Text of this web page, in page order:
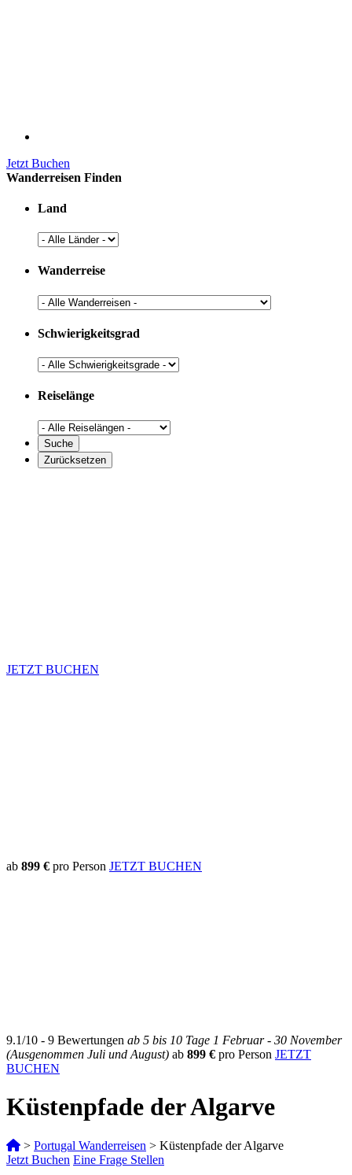
Jetzt Buchen
Wanderreisen Finden
Land
Wanderreise
Schwierigkeitsgrad
Reiselänge
JETZT BUCHEN
ab 899 € pro Person JETZT BUCHEN
9.1/10 - 9 Bewertungen ab 5 bis 10 Tage 1 Februar - 30 November
(Ausgenommen Juli und August) ab 899 € pro Person JETZT
BUCHEN
Küstenpfade der Algarve
> Portugal Wanderreisen > Küstenpfade der Algarve
Jetzt Buchen Eine Frage Stellen